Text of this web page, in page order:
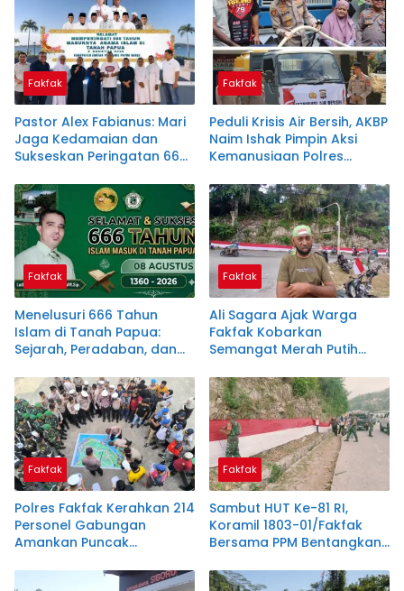
Fakfak
Pastor Alex Fabianus: Mari
Jaga Kedamaian dan
Sukseskan Peringatan 666
Fakfak
Peduli Krisis Air Bersih, AKBP
Naim Ishak Pimpin Aksi
Kemanusiaan Polres
Fakfak
Menelusuri 666 Tahun
Islam di Tanah Papua:
Sejarah, Peradaban, dan
Batu
Fakfak
Ali Sagara Ajak Warga
Fakfak Kobarkan
Semangat Merah Putih
Bendera 1.200 Meter
Fakfak
Polres Fakfak Kerahkan 214
Personel Gabungan
Amankan Puncak
Islam di Tanah Papua
Fakfak
Sambut HUT Ke-81 RI,
Koramil 1803-01/Fakfak
Bersama PPM Bentangkan
Meter